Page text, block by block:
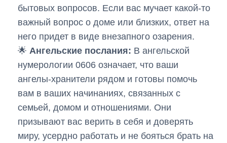
бытовых вопросов. Если вас мучает какой-то
важный вопрос о доме или близких, ответ на
него придет в виде внезапного озарения.
🌟 Ангельские послания: В ангельской
нумерологии 0606 означает, что ваши
ангелы-хранители рядом и готовы помочь
вам в ваших начинаниях, связанных с
семьей, домом и отношениями. Они
призывают вас верить в себя и доверять
миру, усердно работать и не бояться брать на